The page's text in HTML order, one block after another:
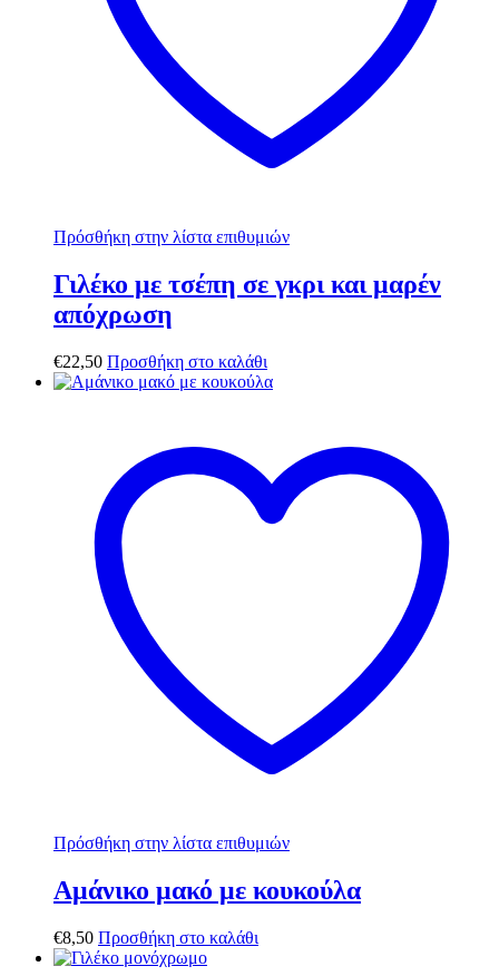
Πρόσθήκη στην λίστα επιθυμιών
Γιλέκο με τσέπη σε γκρι και μαρέν
απόχρωση
€22,50 Προσθήκη στο καλάθι
Πρόσθήκη στην λίστα επιθυμιών
Αμάνικο μακό με κουκούλα
€8,50 Προσθήκη στο καλάθι